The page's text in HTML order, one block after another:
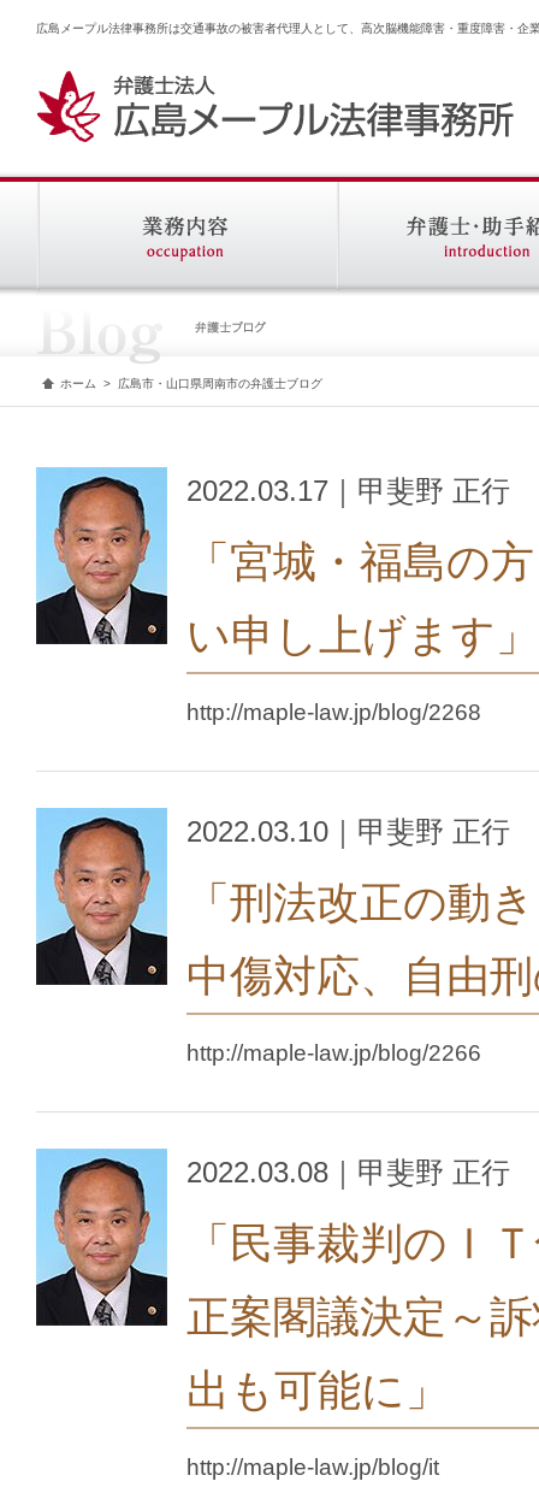
広島メープル法律事務所は交通事故の被害者代理人として、高次脳機能障害・重度障害・企
ホーム > 広島市・山口県周南市の弁護士ブログ
2022.03.17｜甲斐野 正行
「宮城・福島の
い申し上げます」
http://maple-law.jp/blog/2268
2022.03.10｜甲斐野 正行
「刑法改正の動
中傷対応、自由
http://maple-law.jp/blog/2266
2022.03.08｜甲斐野 正行
「民事裁判のＩ
正案閣議決定～
出も可能に」
http://maple-law.jp/blog/it